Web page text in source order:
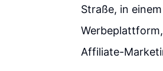
Straße, in
Affiliate-